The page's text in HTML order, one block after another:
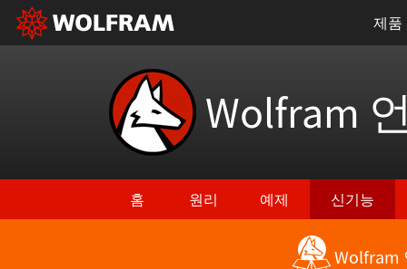
제품
Wolfram
홈 원리 예제 신기능
Wolfram